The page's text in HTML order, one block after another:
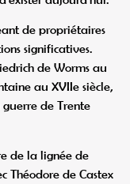
de propriétaires
significatives.
de Worms au
au XVIIe siècle,
de Trente
de la lignée de
Théodore de Castex